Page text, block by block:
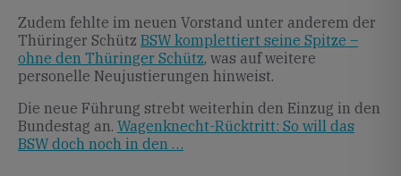
Zudem fehlte im neuen Vorstand unter anderem der
Thüringer Schütz BSW komplettiert seine Spitze –
ohne den Thüringer Schütz, was auf weitere
personelle Neujustierungen hinweist.
Die neue Führung strebt weiterhin den Einzug in den
Bundestag an. Wagenknecht-Rücktritt: So will das
BSW doch noch in den …